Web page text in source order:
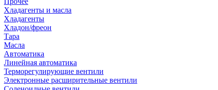
Хладагенты и масла
Хладагенты
Хладон/фреон
Тара
Масла
Автоматика
Линейная автоматика
Терморегулирующие вентили
Электронные расширительные вентили